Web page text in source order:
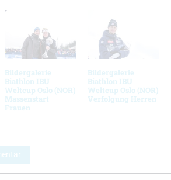
Bildergalerie
Biathlon IBU
Weltcup Oslo (NOR)
Massenstart
Frauen
Bildergalerie
Biathlon IBU
Weltcup Oslo (NOR)
Verfolgung Herren